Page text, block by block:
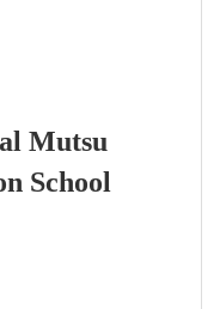
Mutsu
School